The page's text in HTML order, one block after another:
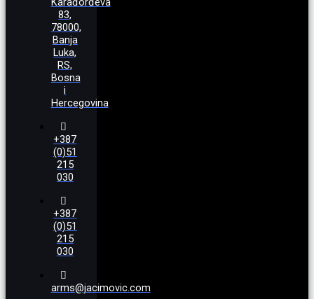
83,
78000,
Banja
Luka,
RS,
Bosna
i
Hercegovina
+387
(0)51
215
030
+387
(0)51
215
030
arms@jacimovic.com